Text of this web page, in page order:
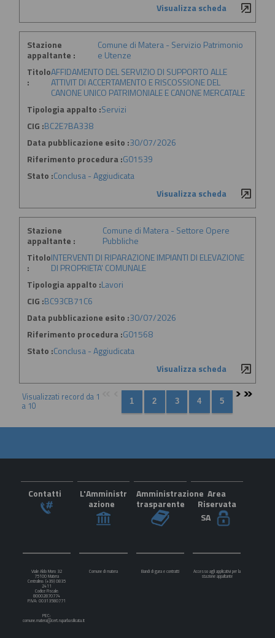
Visualizza scheda
Stazione
appaltante :
Comune di Matera - Servizio Patrimonio
e Utenze
Titolo
:
AFFIDAMENTO DEL SERVIZIO DI SUPPORTO ALLE
ATTIVIT DI ACCERTAMENTO E RISCOSSIONE DEL
CANONE UNICO PATRIMONIALE E CANONE MERCATALE
Tipologia appalto :Servizi
CIG :BC2E7BA338
Data pubblicazione esito :30/07/2026
Riferimento procedura :G01539
Stato :Conclusa - Aggiudicata
Visualizza scheda
Stazione
appaltante :
Comune di Matera - Settore Opere
Pubbliche
Titolo
:
INTERVENTI DI RIPARAZIONE IMPIANTI DI ELEVAZIONE
DI PROPRIETA' COMUNALE
Tipologia appalto :Lavori
CIG :BC93CB71C6
Data pubblicazione esito :30/07/2026
Riferimento procedura :G01568
Stato :Conclusa - Aggiudicata
Visualizza scheda
Visualizzati record da 1
a 10
Contatti
L'Amministr
azione
Amministrazione
trasparente
Area
Riservata
SA
Viale Aldo Moro 32
75100 Matera
Centralino: (+39) 0835
2411
Codice Fiscale:
80002870774
P.IVA: 00313580771
PEC:
comune.matera@cert.ruparbasilicata.it
Comune di matera Bandi di gara e contratti Accesso agli applicativi per la
stazione appaltante